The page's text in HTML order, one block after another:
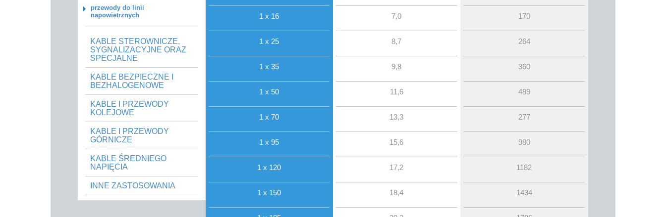
przewody do linii
napowietrznych
KABLE STEROWNICZE,
SYGNALIZACYJNE ORAZ
SPECJALNE
KABLE BEZPIECZNE I
BEZHALOGENOWE
KABLE I PRZEWODY
KOLEJOWE
KABLE I PRZEWODY
GÓRNICZE
KABLE ŚREDNIEGO
NAPIĘCIA
INNE ZASTOSOWANIA
1 x 16 7,0 170
1 x 25 8,7 264
1 x 35 9,8 360
1 x 50 11,6 489
1 x 70 13,3 277
1 x 95 15,6 980
1 x 120 17,2 1182
1 x 150 18,4 1434